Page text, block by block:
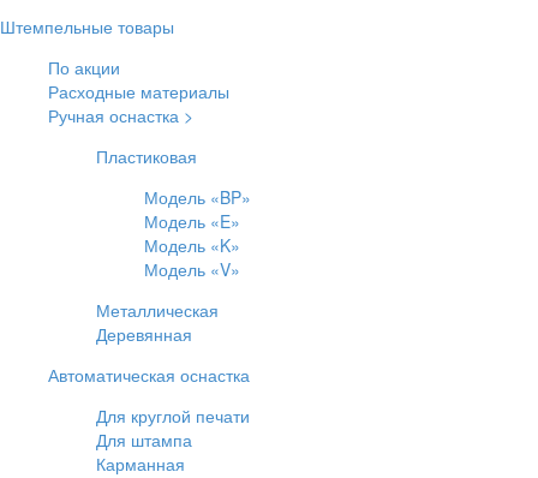
Штемпельные товары
По акции
Расходные материалы
Ручная оснастка >
Пластиковая
Модель «BP»
Модель «E»
Модель «K»
Модель «V»
Металлическая
Деревянная
Автоматическая оснастка
Для круглой печати
Для штампа
Карманная